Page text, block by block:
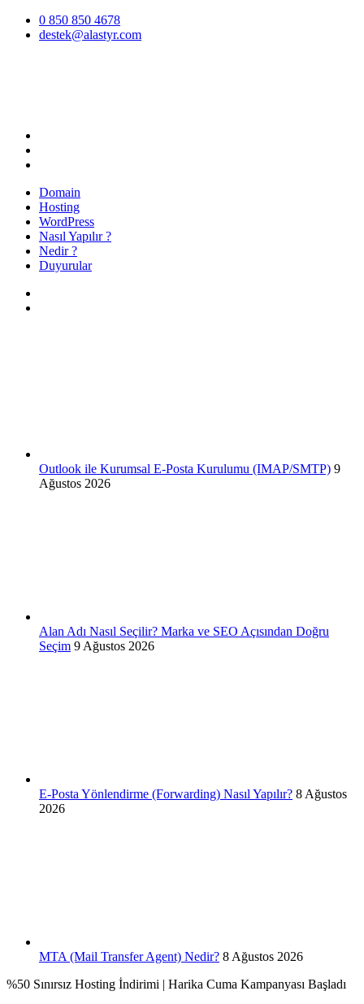
İçeriğe0 850 850 4678
destek@alastyr.com
Hosting Blog | Alastyr
Domain
Hosting
WordPress
Nasıl Yapılır ?
Nedir ?
Duyurular
Outlook ile Kurumsal E-Posta Kurulumu (IMAP/SMTP) 9
Ağustos 2026
Alan Adı Nasıl Seçilir? Marka ve SEO Açısından Doğru
Seçim 9 Ağustos 2026
E-Posta Yönlendirme (Forwarding) Nasıl Yapılır? 8 Ağustos
2026
MTA (Mail Transfer Agent) Nedir? 8 Ağustos 2026
%50 Sınırsız Hosting İndirimi | Harika Cuma Kampanyası Başladı